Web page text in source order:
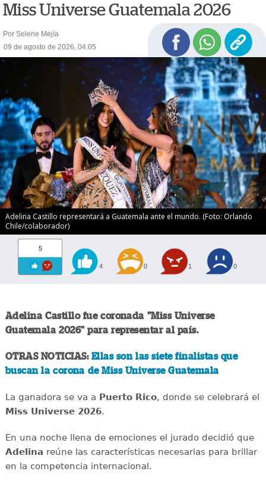
Miss Universe Guatemala 2026
Por Selene Mejía
09 de agosto de 2026, 04:05
Adelina Castillo representará a Guatemala ante el mundo. (Foto: Orlando
Chile/colaborador)
5
4 0 1 0
Adelina Castillo fue coronada "Miss Universe
Guatemala 2026" para representar al país.
OTRAS NOTICIAS: Ellas son las siete finalistas que
buscan la corona de Miss Universe Guatemala
La ganadora se va a Puerto Rico, donde se celebrará el
Miss Universe 2026.
En una noche llena de emociones el jurado decidió que
Adelina reúne las características necesarias para brillar
en la competencia internacional.